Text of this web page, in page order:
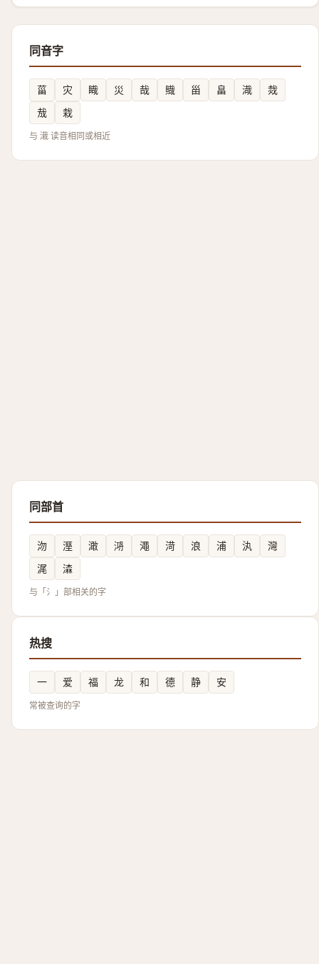
同音字
菑 灾 睵 災 哉 賳 甾 畠 渽
烖
㦲
栽
与 溨 读音相同或相近
同部首
沕 溼 澉 㳩 澠 渮 浪 浦 汍
灣
浘
潹
与「氵」部相关的字
热搜
一 爱 福 龙 和 德 静 安
常被查询的字